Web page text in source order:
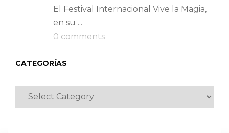
El Festival Internacional Vive la Magia,
en su ...
0 comments
CATEGORÍAS